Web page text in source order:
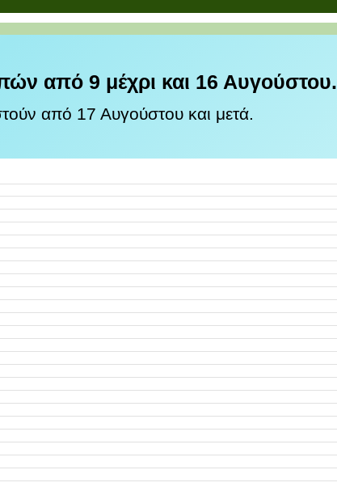
από 9 μέχρι και 16 Αυγούστου.
από 17 Αυγούστου και μετά.